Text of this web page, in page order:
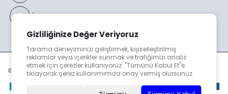
Gizliliğinize Değer Veriyoruz
Tarama deneyiminizi geliştirmek, kişiselleştirilmiş
reklamlar veya içerikler sunmak ve trafiğimizi analiz
etmek için çerezler kullanıyoruz. "Tümünü Kabul Et"e
tıklayarak çerez kullanımımıza onay vermiş olursunuz.
/optifabrikeyewear
© TOMS TEDDY v2023